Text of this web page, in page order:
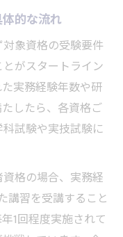
法律上の問題
由と法律の基礎
行政処分の可能
が招くトラブル
の道のり
的な流れ
象資格の受験要件
がスタートライン
実務経験年数や研
したら、各資格ご
試験や実技試験に
格の場合、実務経
講習を受講すること
1回程度実施されて